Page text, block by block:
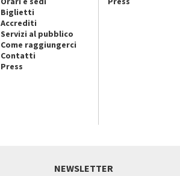
Biglietti
Accrediti
Servizi al pubblico
Come raggiungerci
Contatti
Press
NEWSLETTER